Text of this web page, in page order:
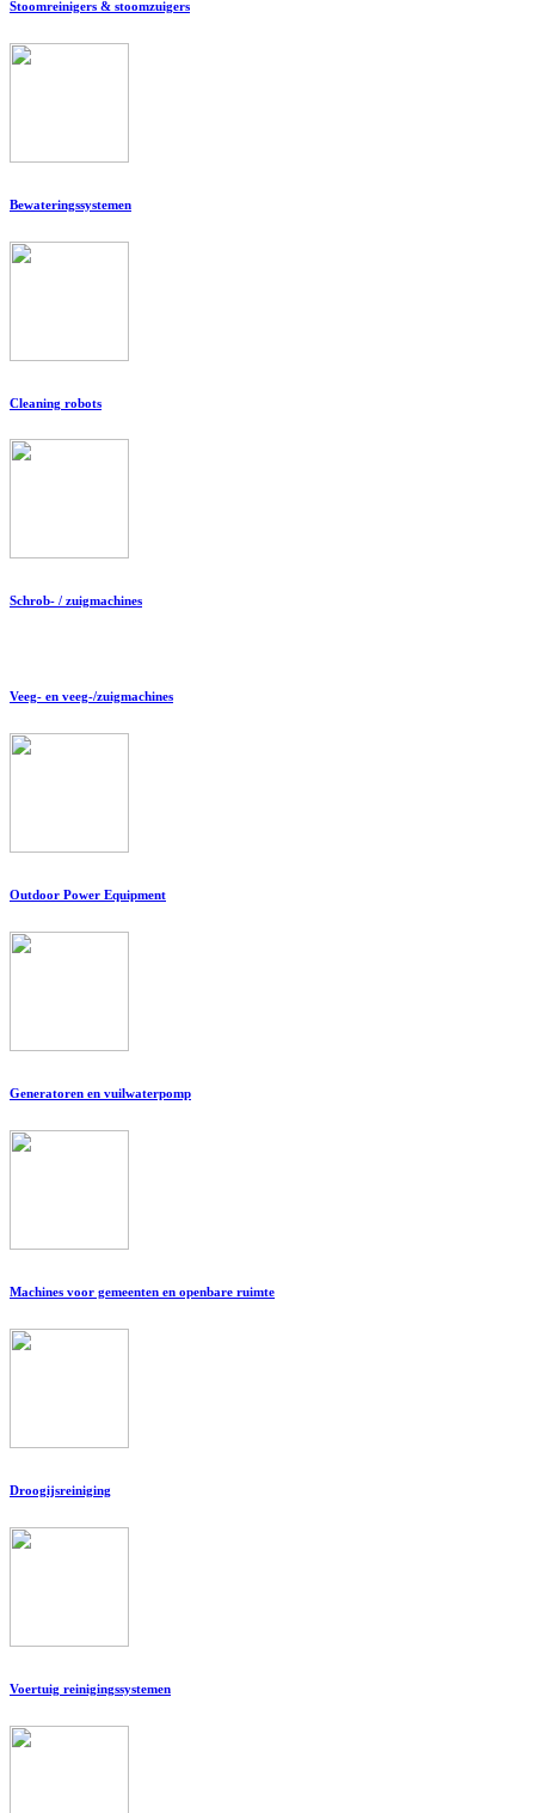
Stoomreinigers & stoomzuigers
Bewateringssystemen
Cleaning robots
Schrob- / zuigmachines
Veeg- en veeg-/zuigmachines
Outdoor Power Equipment
Generatoren en vuilwaterpomp
Machines voor gemeenten en openbare ruimte
Droogijsreiniging
Voertuig reinigingssystemen